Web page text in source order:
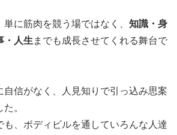
に筋肉を競う場ではなく、 知識・身
・人生 までも成長させてくれる舞台で
自信がなく、人見知りで引っ込み思案
。
も、ボディビルを通していろんな人達